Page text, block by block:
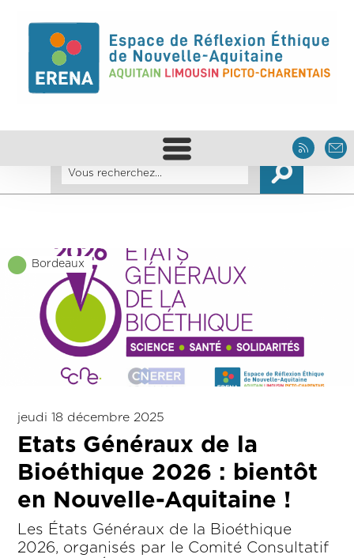
Bordeaux
jeudi 18 décembre 2025
Etats Généraux de la
Bioéthique 2026 : bientôt
en Nouvelle-Aquitaine !
Les États Généraux de la Bioéthique
2026, organisés par le Comité Consultatif